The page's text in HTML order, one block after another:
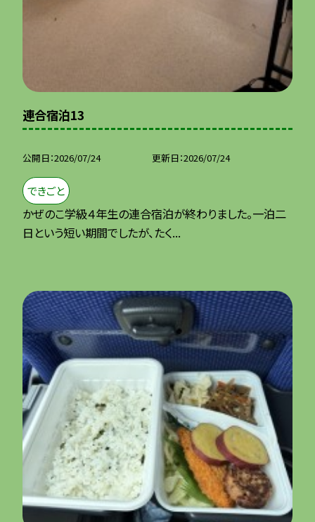
連合宿泊13
公開日 2026/07/24 更新日 2026/07/24
できごと
かぜのこ学級４年生の連合宿泊が終わりました。一泊二
日という短い期間でしたが、たく...